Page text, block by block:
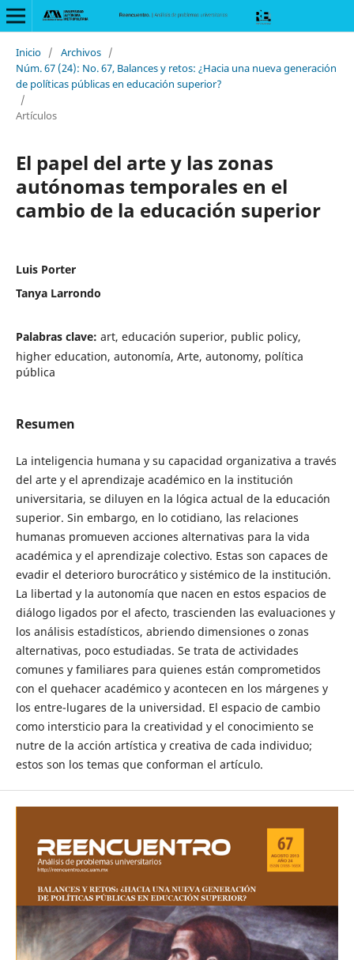
Inicio / Archivos /
Núm. 67 (24): No. 67, Balances y retos: ¿Hacia una nueva generación
de políticas públicas en educación superior?
/
Artículos
El papel del arte y las zonas
autónomas temporales en el
cambio de la educación superior
Luis Porter
Tanya Larrondo
Palabras clave: art, educación superior, public policy,
higher education, autonomía, Arte, autonomy, política
pública
Resumen
La inteligencia humana y su capacidad organizativa a través
del arte y el aprendizaje académico en la institución
universitaria, se diluyen en la lógica actual de la educación
superior. Sin embargo, en lo cotidiano, las relaciones
humanas promueven acciones alternativas para la vida
académica y el aprendizaje colectivo. Estas son capaces de
evadir el deterioro burocrático y sistémico de la institución.
La libertad y la autonomía que nacen en estos espacios de
diálogo ligados por el afecto, trascienden las evaluaciones y
los análisis estadísticos, abriendo dimensiones o zonas
alternativas, poco estudiadas. Se trata de actividades
comunes y familiares para quienes están comprometidos
con el quehacer académico y acontecen en los márgenes y
los entre-lugares de la universidad. El espacio de cambio
como intersticio para la creatividad y el conocimiento se
nutre de la acción artística y creativa de cada individuo;
estos son los temas que conforman el artículo.